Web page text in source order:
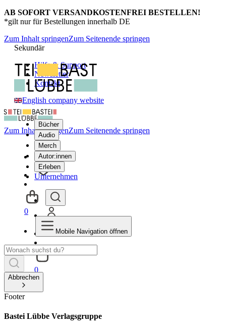
AB SOFORT VERSANDKOSTENFREI BESTELLEN!
*gilt nur für Bestellungen innerhalb DE
Zum Inhalt springenZum Seitenende springen
Sekundär
Hilfe & Support
Newsletter
Kontakt
English company website
Bücher
Audio
Merch
Autor:innen
Erleben
Unternehmen
0
Zum Inhalt springenZum Seitenende springen
0
Mobile Navigation öffnen
Abbrechen
Footer
Bastei Lübbe Verlagsgruppe